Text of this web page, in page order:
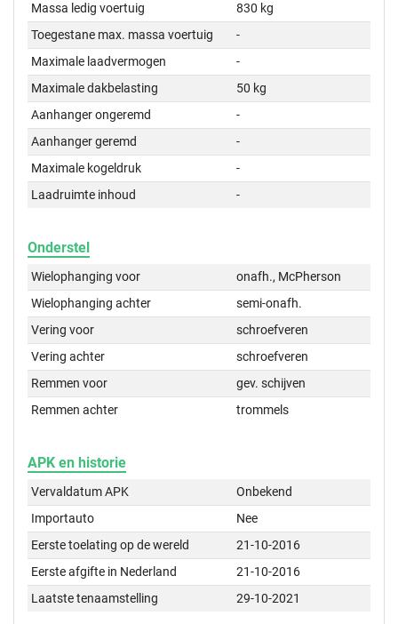
Massa ledig voertuig
830 kg
Toegestane max. massa voertuig
-
Maximale laadvermogen
-
Maximale dakbelasting
50 kg
Aanhanger ongeremd
-
Aanhanger geremd
-
Maximale kogeldruk
-
Laadruimte inhoud
-
Onderstel
Wielophanging voor
onafh., McPherson
Wielophanging achter
semi-onafh.
Vering voor
schroefveren
Vering achter
schroefveren
Remmen voor
gev. schijven
Remmen achter
trommels
APK en historie
Vervaldatum APK
Onbekend
Importauto
Nee
Eerste toelating op de wereld
21-10-2016
Eerste afgifte in Nederland
21-10-2016
Laatste tenaamstelling
29-10-2021